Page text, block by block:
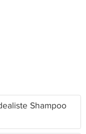
Shampoo